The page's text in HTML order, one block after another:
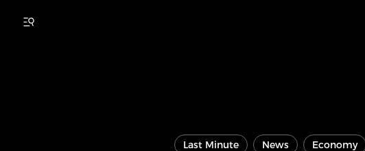
Last Minute News Economy